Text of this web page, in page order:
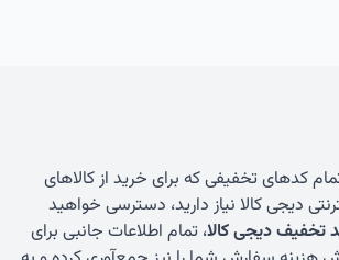
کدهای تخفیفی که برای خرید از کالاهای
دیجی کالا نیاز دارید، دسترسی خواهید
تخفیف دیجی کالا، تمام اطلاعات جانبی برای